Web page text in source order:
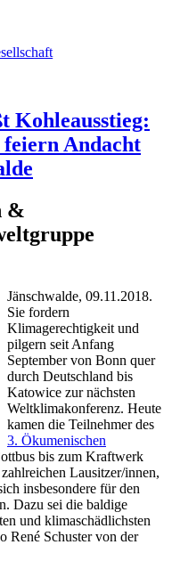
Kohleausstieg:
Andacht
&
Jänschwalde, 09.11.2018.
Sie fordern
Klimagerechtigkeit und
pilgern seit Anfang
September von Bonn quer
durch Deutschland bis
Katowice zur nächsten
Weltklimakonferenz. Heute
kamen die Teilnehmer des
3. Ökumenischen
bis zum Kraftwerk
Lausitzer/innen,
insbesondere für den
Dazu sei die baldige
und klimaschädlichsten
René Schuster von der